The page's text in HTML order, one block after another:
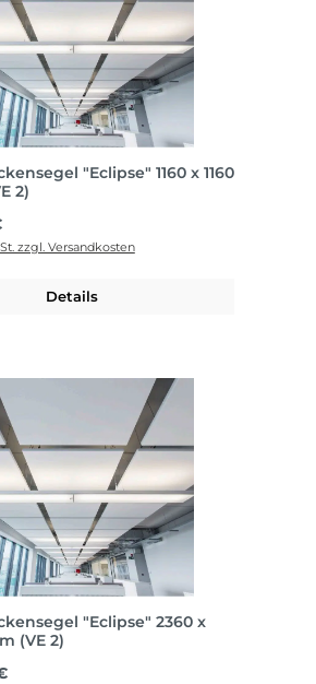
"Eclipse" 1160 x 1160
2)
zzgl. Versandkosten
Details
"Eclipse" 2360 x
(VE 2)